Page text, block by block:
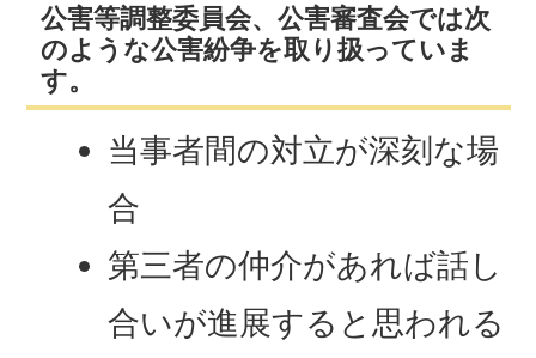
公害等調整委員会、公害審査会では次
のような公害紛争を取り扱っていま
す。
当事者間の対立が深刻な場
合
第三者の仲介があれば話し
合いが進展すると思われる